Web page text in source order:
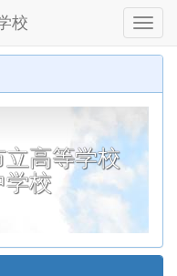
校
立高等学校
学校